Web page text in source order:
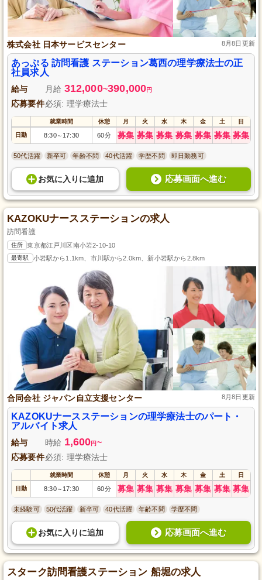
株式会社 日本サービスセンター 8月8日更新
あっぷる 訪問看護 ステーション葛西の理学療法士の正
社員求人
給与 月給 312,000~390,000円
応募要件必須: 理学療法士
就業時間 休憩 月 火 水 木 金 土 日
日勤 8:30～ 17:30 60分 募集 募集 募集 募集 募集 募集 募集
50代活躍 新卒可 年齢不問 40代活躍 学歴不問 即日勤務可
お気に入り に追加 応募画面へ進む
KAZOKUナースステーションの求人
訪問看護
住所 東京都江戸川区南小岩2-10-10
最寄駅 小岩駅から1.1km、市川駅から2.0km、新小岩駅から2.8km
合同会社 ジャパン自立支援センター 8月8日更新
KAZOKUナースステーションの理学療法士のパート・
アルバイト求人
給与 時給 1,600円 ~
応募要件必須: 理学療法士
就業時間 休憩 月 火 水 木 金 土 日
日勤 8:30～ 17:30 60分 募集 募集 募集 募集 募集 募集 募集
未経験可 50代活躍 新卒可 40代活躍 年齢不問 学歴不問
お気に入り に追加 応募画面へ進む
スターク訪問看護ステーション 船堀の求人